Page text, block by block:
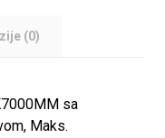
(0)
sa
Maks.